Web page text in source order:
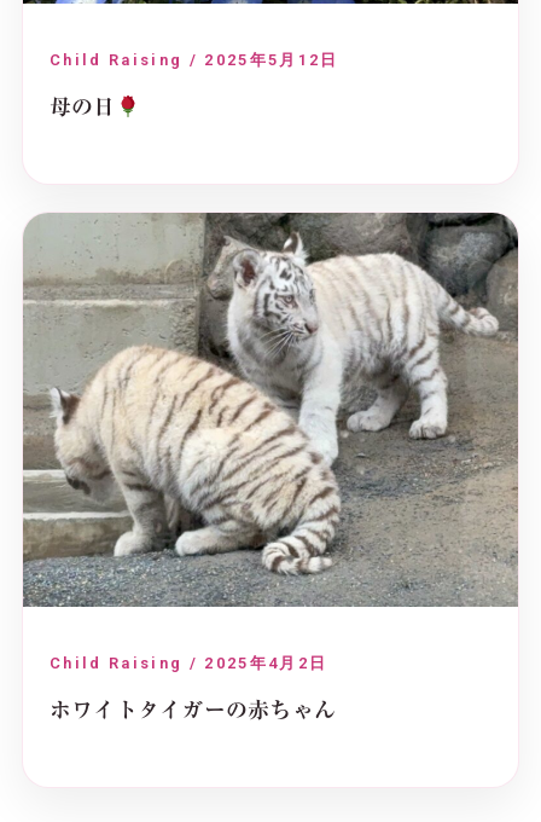
Child Raising / 2025年5月12日
母の日
Child Raising / 2025年4月2日
ホワイトタイガーの赤ちゃん